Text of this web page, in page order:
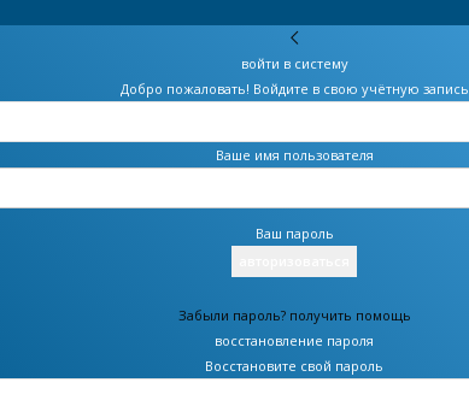
войти в систему
Добро пожаловать! Войдите в свою учётную запись
Ваше имя пользователя
Ваш пароль
Забыли пароль? получить помощь
восстановление пароля
Восстановите свой пароль